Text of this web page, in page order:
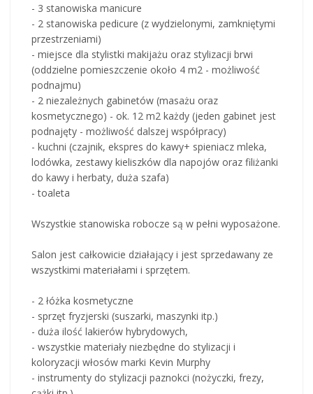
- 3 stanowiska manicure
- 2 stanowiska pedicure (z wydzielonymi, zamkniętymi
przestrzeniami)
- miejsce dla stylistki makijażu oraz stylizacji brwi
(oddzielne pomieszczenie około 4 m2 - możliwość
podnajmu)
- 2 niezależnych gabinetów (masażu oraz
kosmetycznego) - ok. 12 m2 każdy (jeden gabinet jest
podnajęty - możliwość dalszej współpracy)
- kuchni (czajnik, ekspres do kawy+ spieniacz mleka,
lodówka, zestawy kieliszków dla napojów oraz filiżanki
do kawy i herbaty, duża szafa)
- toaleta
Wszystkie stanowiska robocze są w pełni wyposażone.
Salon jest całkowicie działający i jest sprzedawany ze
wszystkimi materiałami i sprzętem.
- 2 łóżka kosmetyczne
- sprzęt fryzjerski (suszarki, maszynki itp.)
- duża ilość lakierów hybrydowych,
- wszystkie materiały niezbędne do stylizacji i
koloryzacji włosów marki Kevin Murphy
- instrumenty do stylizacji paznokci (nożyczki, frezy,